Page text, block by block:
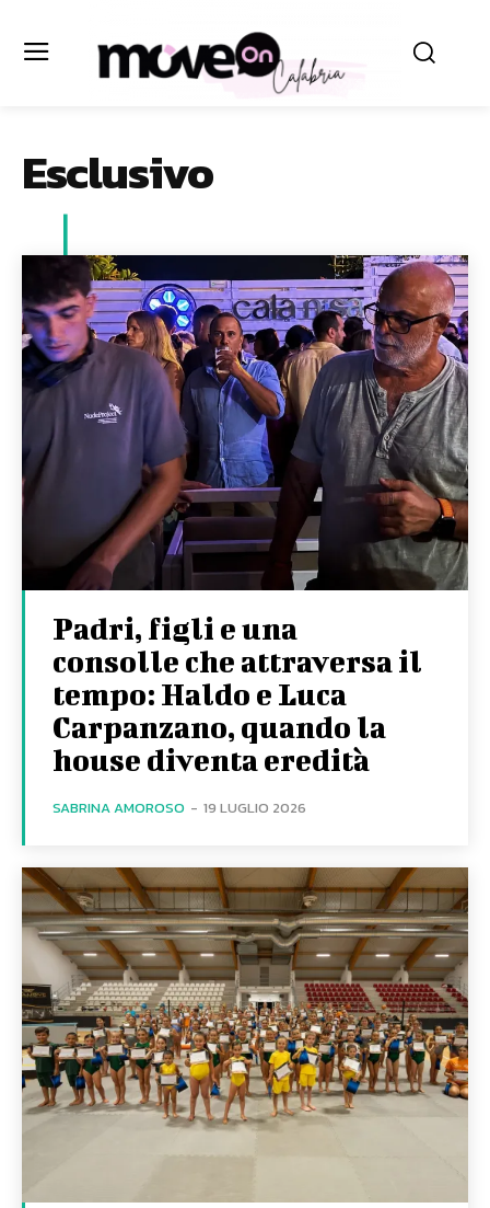
Esclusivo
Padri, figli e una
consolle che attraversa il
tempo: Haldo e Luca
Carpanzano, quando la
house diventa eredità
SABRINA AMOROSO - 19 LUGLIO 2026